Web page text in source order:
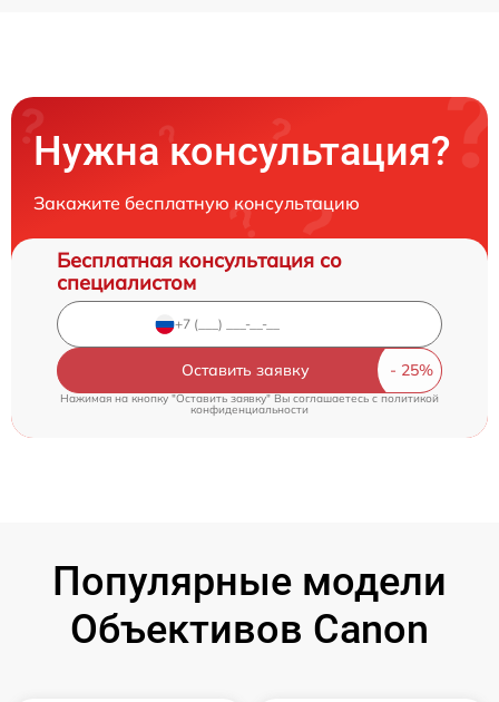
Нужна консультация?
Закажите бесплатную консультацию
Бесплатная консультация со
специалистом
Оставить заявку
Нажимая на кнопку "Оставить заявку" Вы соглашаетесь cполитикой
конфиденциальности
Популярные модели
Объективов Canon